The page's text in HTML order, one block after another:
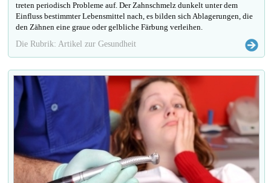
treten periodisch Probleme auf. Der Zahnschmelz dunkelt unter dem
Einfluss bestimmter Lebensmittel nach, es bilden sich Ablagerungen, die
den Zähnen eine graue oder gelbliche Färbung verleihen.
Die Rubrik: Artikel zur Gesundheit